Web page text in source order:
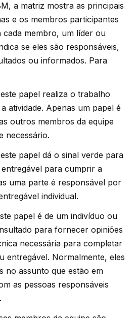
a matriz mostra as principais
e os membros participantes
cada membro, um líder ou
se eles são responsáveis,
ou informados. Para
papel realiza o trabalho
atividade. Apenas um papel é
outros membros da equipe
necessário.
papel dá o sinal verde para
para cumprir a
uma parte é responsável por
individual.
papel é de um indivíduo ou
para fornecer opiniões
necessária para completar
entregável. Normalmente, eles
no assunto que estão em
as pessoas responsáveis